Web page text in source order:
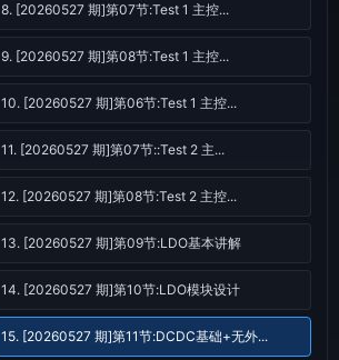
8. [20260527 期]第07节:Test 1 主控...
9. [20260527 期]第08节:Test 1 主控...
10. [20260527 期]第06节:Test 1 主控...
11. [20260527 期]第07节::Test 2 主...
12. [20260527 期]第08节:Test 2 主控...
13. [20260527 期]第09节:LDO基本讲解
14. [20260527 期]第10节:LDO模块设计
15. [20260527 期]第11节:DCDC基础+无外...